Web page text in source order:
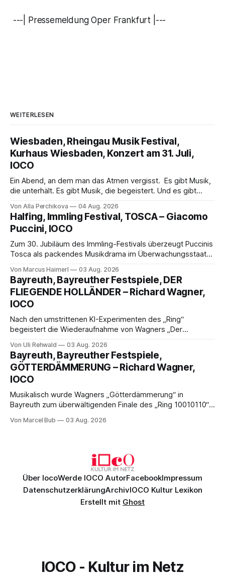
---| Pressemeldung Oper Frankfurt |---
WEITERLESEN
Wiesbaden, Rheingau Musik Festival,
Kurhaus Wiesbaden, Konzert am 31. Juli,
IOCO
Ein Abend, an dem man das Atmen vergisst. Es gibt Musik,
die unterhält. Es gibt Musik, die begeistert. Und es gibt
Genau so war der Abend im Kurhaus Wiesbaden, an dem
Johannes Brahms’ Erstes Klavierkonzert d-Moll op. 15 mit
Daniil
Von Alla Perchikova 04 Aug. 2026
Halfing, Immling Festival, TOSCA – Giacomo
Puccini, IOCO
Zum 30. Jubiläum des Immling-Festivals überzeugt Puccinis
Tosca als packendes Musikdrama im Überwachungsstaat
spannend und werkgetreu, getragen von starken Solisten,
eindrucksvollen Projektionen und einer klangvollen
musikalischen Leitung.
Von Marcus Haimerl 03 Aug. 2026
Bayreuth, Bayreuther Festspiele, DER
FLIEGENDE HOLLÄNDER – Richard Wagner,
IOCO
Nach den umstrittenen KI-Experimenten des „Ring“
begeistert die Wiederaufnahme von Wagners „Der
Musik und einem neuen Traumpaar: Elisabeth Teige und
Nicholas Brownlee sorgen für einen der Höhepunkte der
Bayreuther Festspiele 2026.
Von Uli Rehwald 03 Aug. 2026
Bayreuth, Bayreuther Festspiele,
GÖTTERDÄMMERUNG – Richard Wagner,
IOCO
Musikalisch wurde Wagners „Götterdämmerung“ in
Bayreuth zum überwältigenden Finale des „Ring 10010110“:
exzellentes Sängerensemble begeisterten. Die KI-geprägte
Von Marcel Bub 03 Aug. 2026
Über IocoWerde IOCO AutorFacebookImpressum
DatenschutzerklärungArchivIOCO Kultur Lexikon
Erstellt mit Ghost
IOCO - Kultur im Netz